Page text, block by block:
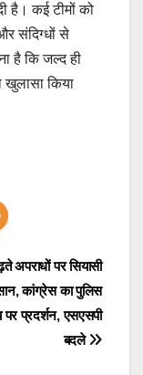
है। कई टीमों को
संदिग्धों से
है कि जल्द ही
खुलासा किया
अपराधों पर सियासी
कांग्रेस का पुलिस
पर प्रदर्शन, एसएसपी
बदले